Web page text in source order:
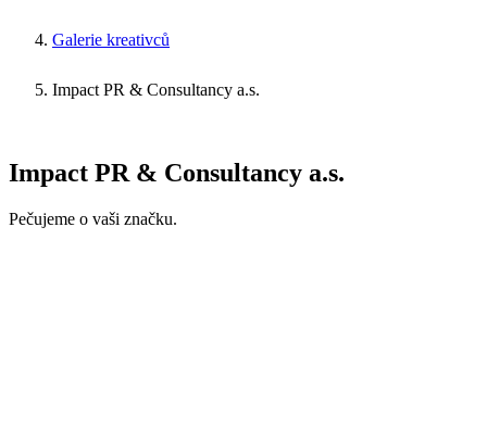
Galerie kreativců
Impact PR & Consultancy a.s.
Impact PR & Consultancy a.s.
Pečujeme o vaši značku.